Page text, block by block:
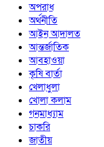
অপরাধ
অর্থনীতি
আইন আদালত
আন্তর্জাতিক
আবহাওয়া
কৃষি বার্তা
খেলাধুলা
খোলা কলাম
গনমাধ্যাম
চাকরি
জাতীয়